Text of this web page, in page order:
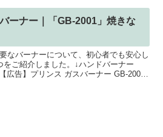
ーナー｜「GB-2001」焼きな
なバーナーについて、初心者でも安心し
ご紹介しました。↓ハンドバーナー
広告】プリンス ガスバーナー GB-2001